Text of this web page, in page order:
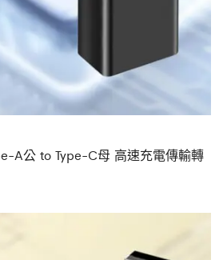
A公 to Type-C母 高速充電傳輸轉